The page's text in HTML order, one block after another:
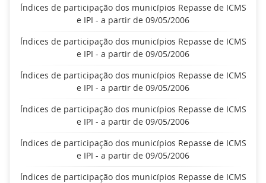
Índices de participação dos municípios Repasse de ICMS
e IPI - a partir de 09/05/2006
Índices de participação dos municípios Repasse de ICMS
e IPI - a partir de 09/05/2006
Índices de participação dos municípios Repasse de ICMS
e IPI - a partir de 09/05/2006
Índices de participação dos municípios Repasse de ICMS
e IPI - a partir de 09/05/2006
Índices de participação dos municípios Repasse de ICMS
e IPI - a partir de 09/05/2006
Índices de participação dos municípios Repasse de ICMS